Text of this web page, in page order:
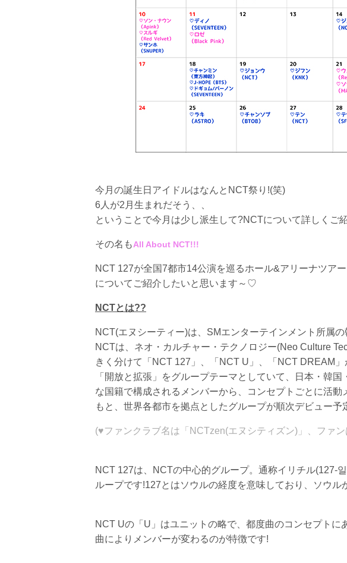
今月の誕生日アイドルはなんとNCT祭り!(笑)
6人が2月生まれだそう、、
ということで今月は少し派生して?NCTについて詳しくご
その名もAll About NCT!!!
NCT 127が全国7都市14公演を巡るホール&アリーナツア
についてご紹介したいと思います～♡
NCTとは??
NCT(エヌシーティー)は、SMエンターテインメント所属
NCTは、ネオ・カルチャー・テクノロジー(Neo Culture
きく分けて「NCT 127」、「NCT U」、「NCT DREAM」
「開放と拡張」をグループテーマとしていて、日本・韓
な国籍で構成されるメンバーから、コンセプトごとに活
もと、世界各都市を拠点としたグループが順次デビュー予
(♥ファンクラブ名は「NCTzen(エヌシティズン)」、ファ
NCT 127は、NCTの中心的グループ。通称イリチル(127-
ループです!127とはソウルの経度を意味しており、ソウ
NCT Uの「U」はユニットの略で、都度曲のコンセプトに
曲によりメンバーが変わるのが特徴です!